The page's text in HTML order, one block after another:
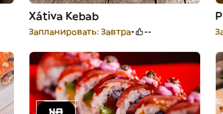
Xátiva Kebab
Запланировать: Завтра --